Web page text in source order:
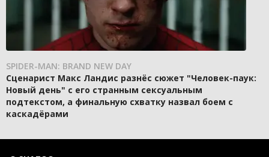
SPIDER-MAN: BRAND NEW DAY
Сценарист Макс Ландис разнёс сюжет "Человек-паук:
Новый день" с его странным сексуальным
подтекстом, а финальную схватку назвал боем с
каскадёрами